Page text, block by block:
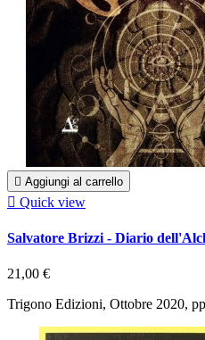
 Aggiungi al carrello
 Quick view
Salvatore Brizzi - Diario
21,00 €
Trigono Edizioni, Ottobre 2020,